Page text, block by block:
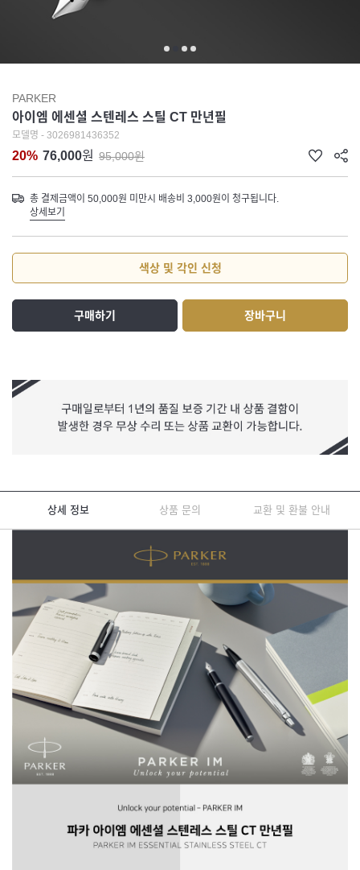
PARKER
아이엠 에센셜 스텐레스 스틸 CT 만년필
모델명 - 3026981436352
20% 76,000원 95,000원
총 결제금액이 50,000원 미만시 배송비 3,000원이 청구됩니다.
상세보기
색상 및 각인 신청
구매하기 장바구니
상세 정보 상품 문의 교환 및 환불 안내